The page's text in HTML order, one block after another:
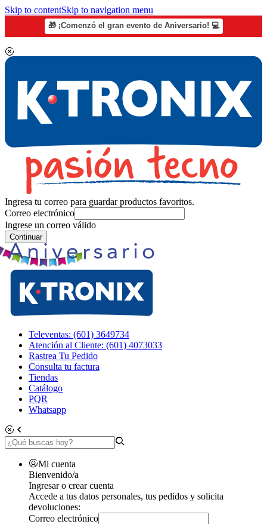
Skip to contentSkip to navigation menu
🎁 ¡Comenzó el gran evento de Aniversario! 💻
Ingresa tu correo para guardar productos favoritos.
Correo electrónico
Ingrese un correo válido
Continuar
Televentas: (601) 3649734
Atención al Cliente: (601) 4073033
Rastrea Tu Pedido
Consulta tu factura
Tiendas
Catálogo
PQR
Whatsapp
Mi cuenta
Bienvenido/a
Ingresar o crear cuenta
Accede a tus datos personales, tus pedidos y solicita
devoluciones:
Correo electrónico